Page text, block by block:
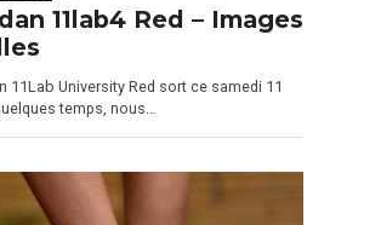
11lab4 Red – Images
11Lab University Red sort ce samedi 11
temps, nous…